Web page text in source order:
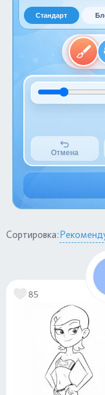
Стандарт
Отмена
Сортировка:
85